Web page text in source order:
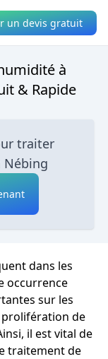
un devis gratuit
à
& Rapide
traiter
Nébing
dans les
occurrence
sur les
de
il est vital de
traitement de